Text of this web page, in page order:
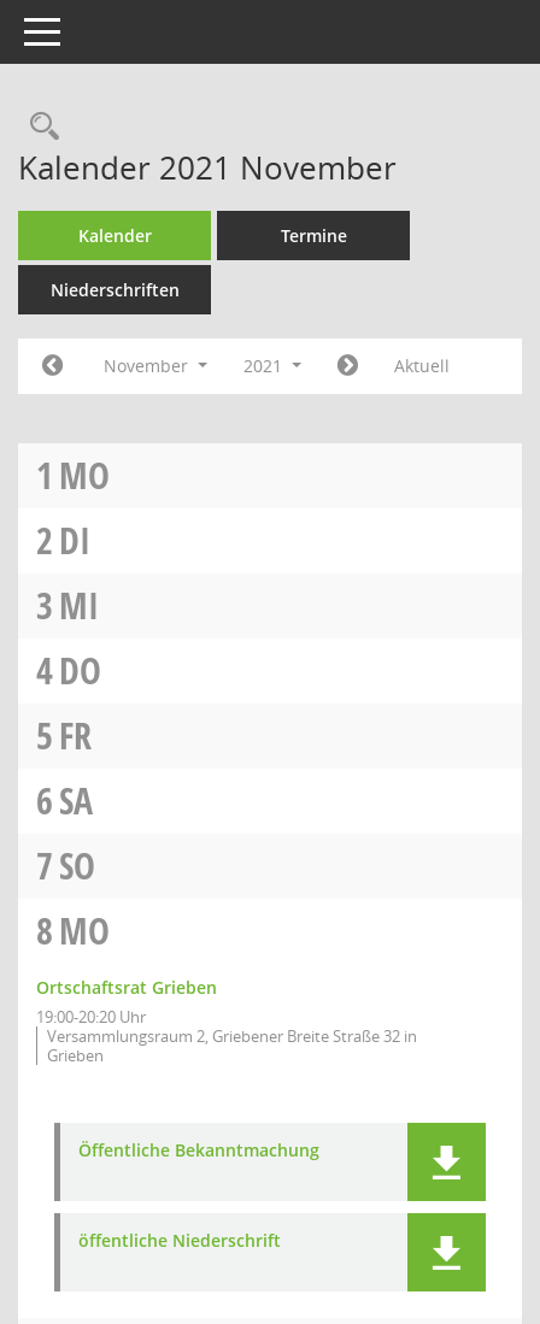
Toggle navigation
Rechercheauswahl
Kalender 2021 November
Kalender Termine
Niederschriften
November 2021 Aktuell
1 MO
2DI
3MI
4DO
5FR
6SA
7SO
8MO
Ortschaftsrat Grieben
19:00-20:20 Uhr
Versammlungsraum 2, Griebener Breite Straße 32 in
Grieben
Öffentliche Bekanntmachung
öffentliche Niederschrift